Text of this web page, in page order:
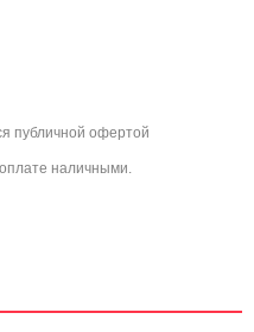
публичной офертой
наличными.